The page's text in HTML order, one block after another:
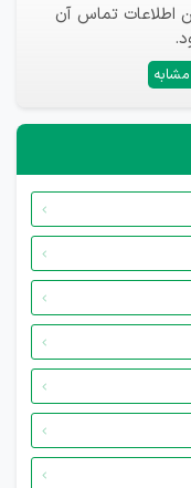
اطلاعات تماس آن